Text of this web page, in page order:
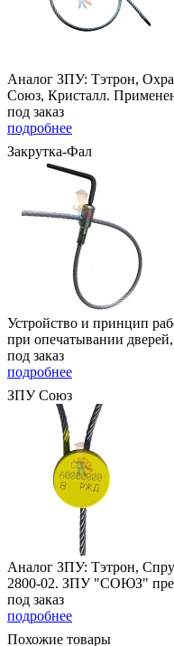
Аналог ЗПУ: Тэтрон,
Союз, Кристалл.
под заказ
подробнее
Закрутка-Фал
Устройство и принцип
при опечатывании
под заказ
подробнее
ЗПУ Союз
Аналог ЗПУ: Тэтрон,
2800-02. ЗПУ "СОЮЗ"
под заказ
подробнее
Похожие товары